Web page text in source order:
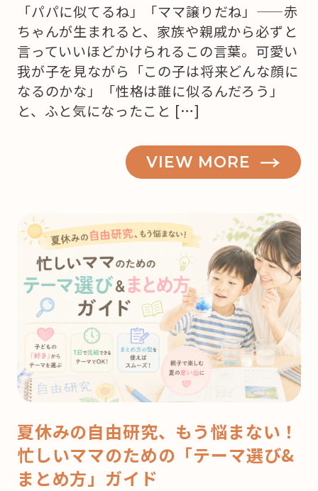
「パパに似てるね」「ママ譲りだね」——赤
ちゃんが生まれると、家族や親戚から必ずと
言っていいほどかけられるこの言葉。可愛い
我が子を見ながら「この子は将来どんな顔に
なるのかな」「性格は誰に似るんだろう」
と、ふと気になったこと […]
VIEW MORE
夏休みの自由研究、もう悩まない！
忙しいママのための「テーマ選び&
まとめ方」ガイド